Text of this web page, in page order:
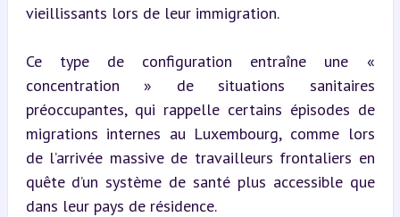
vieillissants lors de leur immigration.
Ce type de configuration entraîne une «
concentration » de situations sanitaires
préoccupantes, qui rappelle certains épisodes de
migrations internes au Luxembourg, comme lors
de l’arrivée massive de travailleurs frontaliers en
quête d’un système de santé plus accessible que
dans leur pays de résidence.